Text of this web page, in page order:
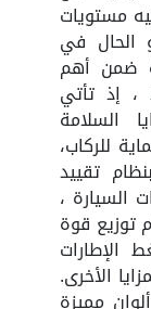
مستويات
الحال في
ضمن أهم
، إذ تأتي
السلامة
للركاب،
بنظام تقييد
السيارة ،
توزيع قوة
الإطارات
الأخرى.